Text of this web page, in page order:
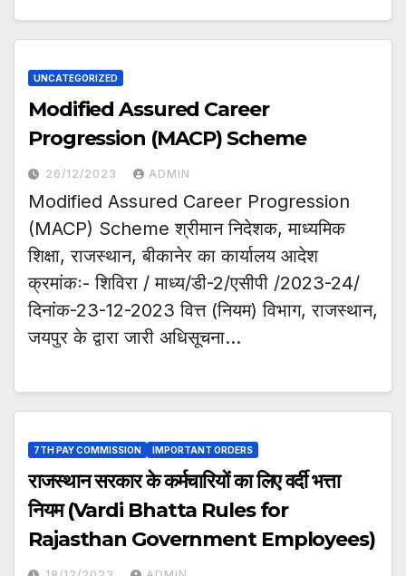
UNCATEGORIZED
Modified Assured Career
Progression (MACP) Scheme
26/12/2023 ADMIN
Modified Assured Career Progression
(MACP) Scheme श्रीमान निदेशक, माध्यमिक
शिक्षा, राजस्थान, बीकानेर का कार्यालय आदेश
क्रमांकः- शिविरा / माध्य/डी-2/एसीपी /2023-24/
दिनांक-23-12-2023 वित्त (नियम) विभाग, राजस्थान,
जयपुर के द्वारा जारी अधिसूचना…
7TH PAY COMMISSION IMPORTANT ORDERS
राजस्थान सरकार के कर्मचारियों का लिए वर्दी भत्ता
नियम (Vardi Bhatta Rules for
Rajasthan Government Employees)